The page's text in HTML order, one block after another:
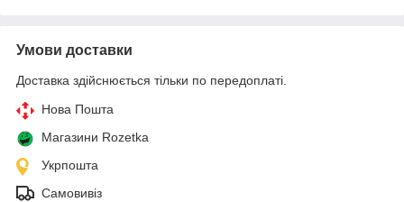
Умови доставки
Доставка здійснюється тільки по передоплаті.
Нова Пошта
Магазини Rozetka
Укрпошта
Самовивіз